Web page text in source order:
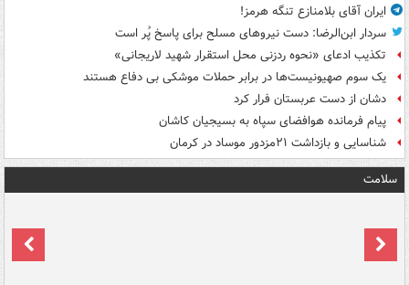
ایران آقای بلامنازع تنگه هرمز!
سردار ابن‌الرضا: دست نیروهای مسلح برای پاسخ پُر است
تکذیب ادعای «نحوه ردزنی محل استقرار شهید لاریجانی»
یک‌ سوم صهیونیست‌ها در برابر حملات موشکی بی دفاع هستند
دشان از دست عربستان فرار کرد
پیام فرمانده هوافضای سپاه به بسیجیان کاشان
شناسایی و بازداشت ۲۱مزدور موساد در کرمان
سلامت